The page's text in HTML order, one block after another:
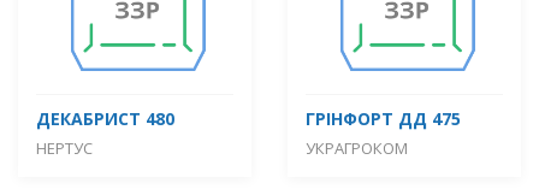
ДЕКАБРИСТ 480
НЕРТУС
ГРІНФОРТ ДД 475
УКРАГРОКОМ